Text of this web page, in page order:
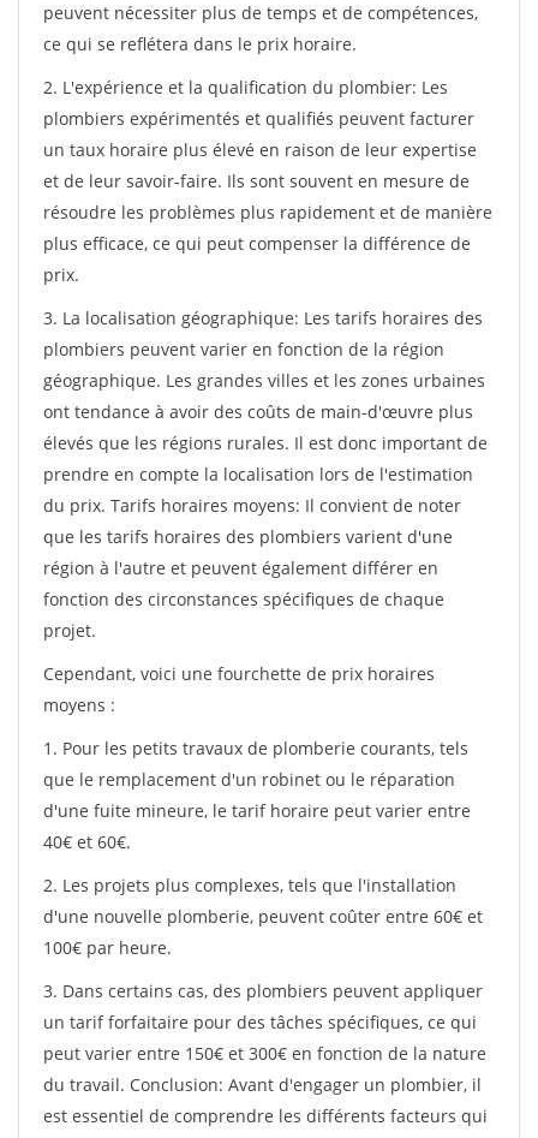
peuvent nécessiter plus de temps et de compétences,
ce qui se reflétera dans le prix horaire.
2. L'expérience et la qualification du plombier: Les
plombiers expérimentés et qualifiés peuvent facturer
un taux horaire plus élevé en raison de leur expertise
et de leur savoir-faire. Ils sont souvent en mesure de
résoudre les problèmes plus rapidement et de manière
plus efficace, ce qui peut compenser la différence de
prix.
3. La localisation géographique: Les tarifs horaires des
plombiers peuvent varier en fonction de la région
géographique. Les grandes villes et les zones urbaines
ont tendance à avoir des coûts de main-d'œuvre plus
élevés que les régions rurales. Il est donc important de
prendre en compte la localisation lors de l'estimation
du prix. Tarifs horaires moyens: Il convient de noter
que les tarifs horaires des plombiers varient d'une
région à l'autre et peuvent également différer en
fonction des circonstances spécifiques de chaque
projet.
Cependant, voici une fourchette de prix horaires
moyens :
1. Pour les petits travaux de plomberie courants, tels
que le remplacement d'un robinet ou le réparation
d'une fuite mineure, le tarif horaire peut varier entre
40€ et 60€.
2. Les projets plus complexes, tels que l'installation
d'une nouvelle plomberie, peuvent coûter entre 60€ et
100€ par heure.
3. Dans certains cas, des plombiers peuvent appliquer
un tarif forfaitaire pour des tâches spécifiques, ce qui
peut varier entre 150€ et 300€ en fonction de la nature
du travail. Conclusion: Avant d'engager un plombier, il
est essentiel de comprendre les différents facteurs qui